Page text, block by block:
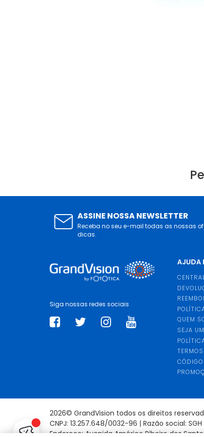
ASSINE NOSSA NEWSLETTER
Receba no seu e-mail todas as nossas
dicas.
Siga nossas redes sociais
AJUDA
QUEM
SEJA
2026© GrandVision todos os direitos
CNPJ: 13.257.648/0032-96 | Razão social:
Endereço: Avenida Américo Ribeiro dos